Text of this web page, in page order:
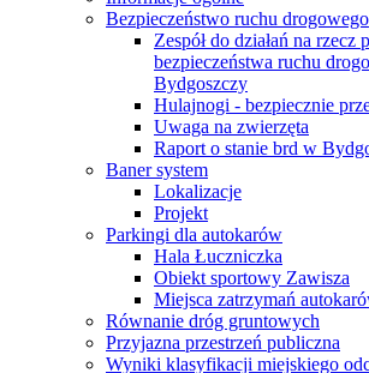
Bezpieczeństwo ruchu drogowego
Zespół do działań na rzecz
bezpieczeństwa ruchu
Bydgoszczy
Hulajnogi - bezpiecznie
Uwaga na zwierzęta
Raport o stanie brd w
Baner system
Lokalizacje
Projekt
Parkingi dla autokarów
Hala Łuczniczka
Obiekt sportowy Zawisza
Miejsca zatrzymań
Równanie dróg gruntowych
Przyjazna przestrzeń publiczna
Wyniki klasyfikacji miejskiego